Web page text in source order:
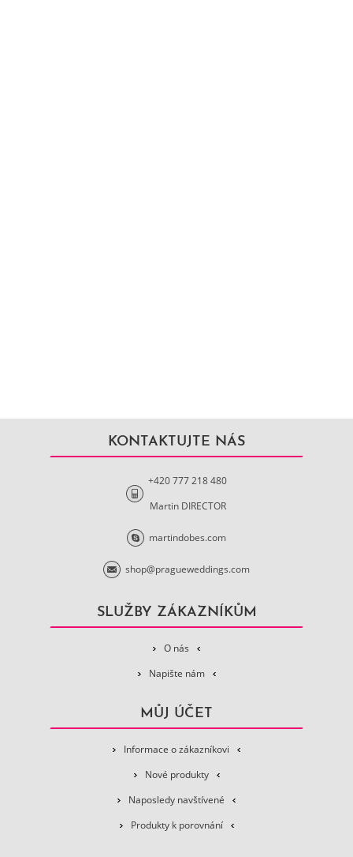
KONTAKTUJTE NÁS
+420 777 218 480
Martin DIRECTOR
martindobes.com
shop@pragueweddings.com
SLUŽBY ZÁKAZNÍKŮM
O nás
Napište nám
MŮJ ÚČET
Informace o zákazníkovi
Nové produkty
Naposledy navštívené
Produkty k porovnání